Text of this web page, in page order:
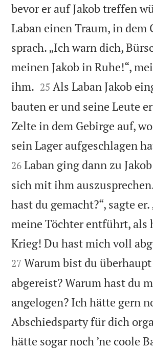
bevor er auf Jakob treffen
Laban einen Traum, in dem
sprach. „Ich warn dich,
meinen Jakob in Ruhe!“,
ihm. 

25 Als Laban Jakob
bauten er und seine Leute
Zelte in dem Gebirge auf,
sein Lager aufgeschlagen
26 Laban ging dann zu
sich mit ihm
hast du gemacht?“, sagte
meine Töchter entführt, als
Krieg! Du hast mich voll
27 Warum bist du
abgereist? Warum hast du
angelogen? Ich hätte gern
Abschiedsparty für dich
hätte sogar noch ’ne coole